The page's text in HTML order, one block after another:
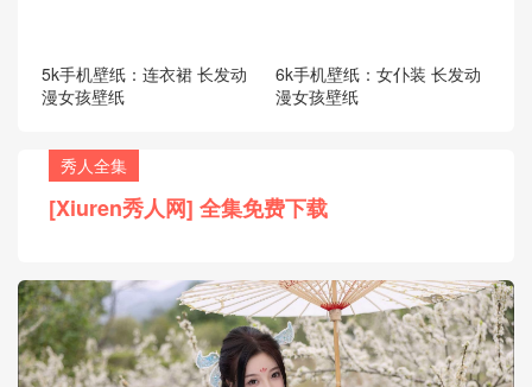
5k手机壁纸：连衣裙 长发动
漫女孩壁纸
6k手机壁纸：女仆装 长发动
漫女孩壁纸
秀人全集
[Xiuren秀人网] 全集免费下载